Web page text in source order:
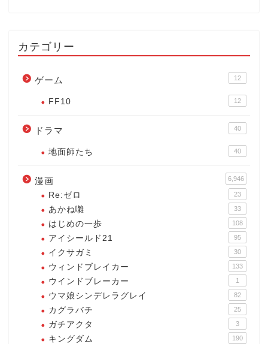
カテゴリー
ゲーム 12
FF10 12
ドラマ 40
地面師たち 40
漫画 6,946
Re:ゼロ 23
あかね囃 33
はじめの一歩 108
アイシールド21 95
イクサガミ 30
ウィンドブレイカー 133
ウインドブレーカー 1
ウマ娘シンデレラグレイ 82
カグラバチ 25
ガチアクタ 3
キングダム 190